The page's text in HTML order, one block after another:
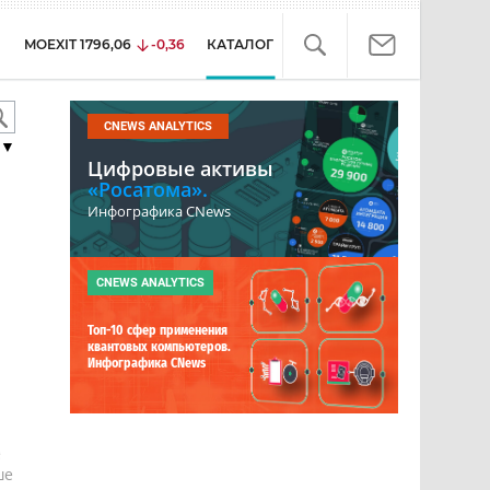
MOEXIT 1796,06 -0,36 КАТАЛОГ
▼
CNEWS ANALYTICS
Цифровые активы
«Росатома».
Инфографика CNews
CNEWS ANALYTICS
Топ-10 сфер применения
квантовых компьютеров.
Инфографика CNews